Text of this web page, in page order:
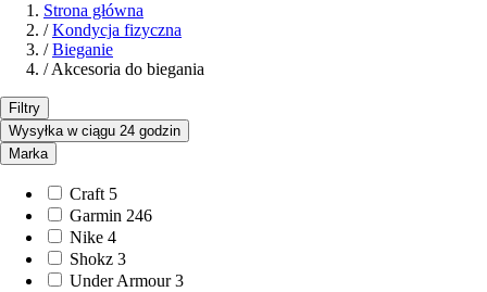
Strona główna
/ Kondycja fizyczna
/ Bieganie
/Akcesoria do biegania
Filtry
Wysyłka w ciągu 24 godzin
Marka
Craft 5
Garmin 246
Nike 4
Shokz 3
Under Armour 3